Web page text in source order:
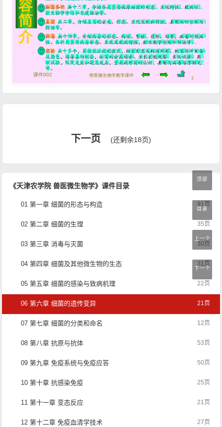
下一页 (还剩余18页)
《天津农学院 兽医微生物学》课件目录
01 第一章 细菌的形态与构造 91页
02 第二章 细菌的生理 35页
03 第三章 消毒与灭菌 30页
04 第四章 细菌及其他微生物的生态 31页
05 第五章 细菌的感染与致病机理 22页
06 第六章 细菌的遗传变异 21页
07 第七章 细菌的分类和命名 12页
08 第八章 抗原与抗体 53页
09 第九章 免疫系统与免疫应答 50页
10 第十章 抗感染免疫 25页
11 第十一章 变态反应 21页
12 第十二章 免疫血清学技术 27页
顶部
目录
上一个
下一个